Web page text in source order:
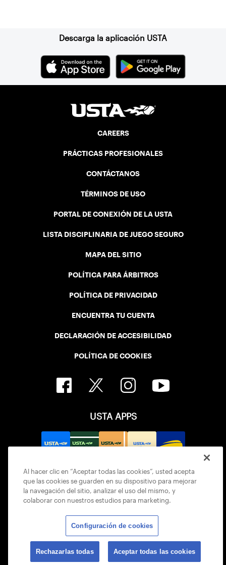
Descarga la aplicación USTA
CAREERS
PRÁCTICAS PROFESIONALES
CONTÁCTANOS
TÉRMINOS DE USO
PORTAL DE CONEXIÓN DE LA USTA
LISTA DISCIPLINARIA DE JUEGO SEGURO
MAPA DEL SITIO
POLÍTICA PARA ÁRBITROS
POLÍTICA DE PRIVACIDAD
ENCUENTRA TU CUENTA
DECLARACIÓN DE ACCESIBILIDAD
POLÍTICA DE COOKIES
USTA APPS
© 2026 USTA ALL RIGHTS RESERVED
Al hacer clic en “Aceptar todas las cookies”, usted acepta
que las cookies se guarden en su dispositivo para mejorar
la navegación del sitio, analizar el uso del mismo, y
colaborar con nuestros estudios para marketing.
Configuración de cookies
Rechazarlas todas Aceptar todas las cookies